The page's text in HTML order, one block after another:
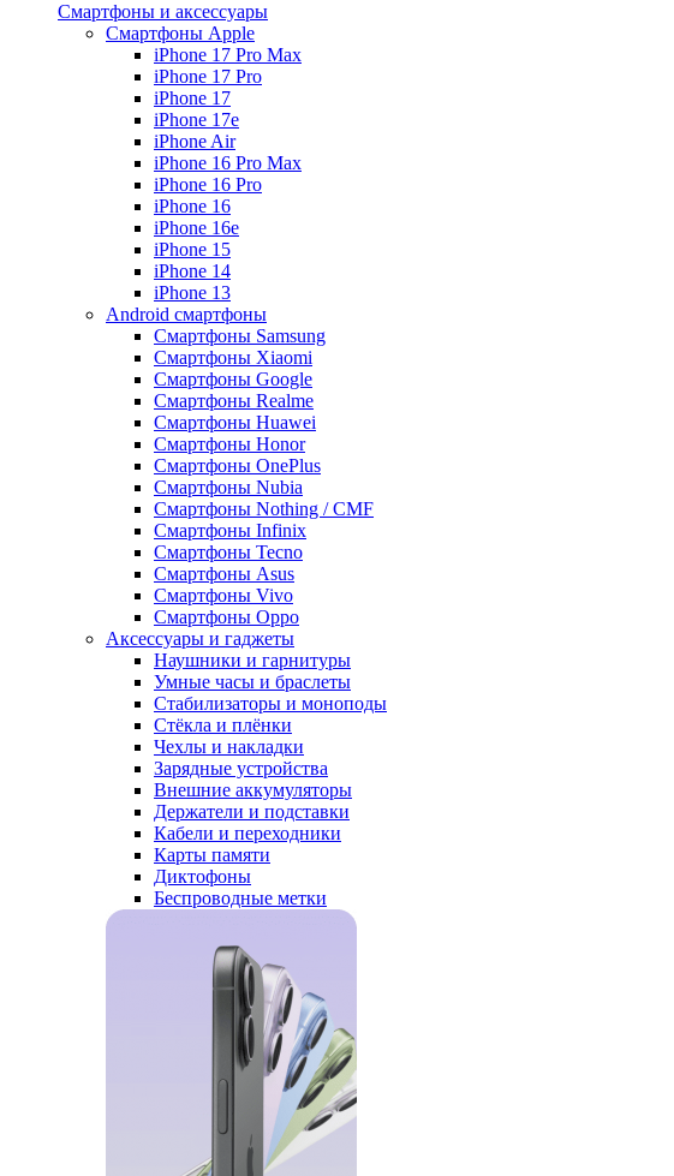
Смартфоны и аксессуары
Смартфоны Apple
iPhone 17 Pro Max
iPhone 17 Pro
iPhone 17
iPhone 17e
iPhone Air
iPhone 16 Pro Max
iPhone 16 Pro
iPhone 16
iPhone 16e
iPhone 15
iPhone 14
iPhone 13
Android cмартфоны
Смартфоны Samsung
Смартфоны Xiaomi
Смартфоны Google
Смартфоны Realme
Смартфоны Huawei
Смартфоны Honor
Смартфоны OnePlus
Смартфоны Nubia
Смартфоны Nothing / CMF
Смартфоны Infinix
Смартфоны Tecno
Смартфоны Asus
Смартфоны Vivo
Смартфоны Oppo
Аксессуары и гаджеты
Наушники и гарнитуры
Умные часы и браслеты
Стабилизаторы и моноподы
Стёкла и плёнки
Чехлы и накладки
Зарядные устройства
Внешние аккумуляторы
Держатели и подставки
Кабели и переходники
Карты памяти
Диктофоны
Беспроводные метки